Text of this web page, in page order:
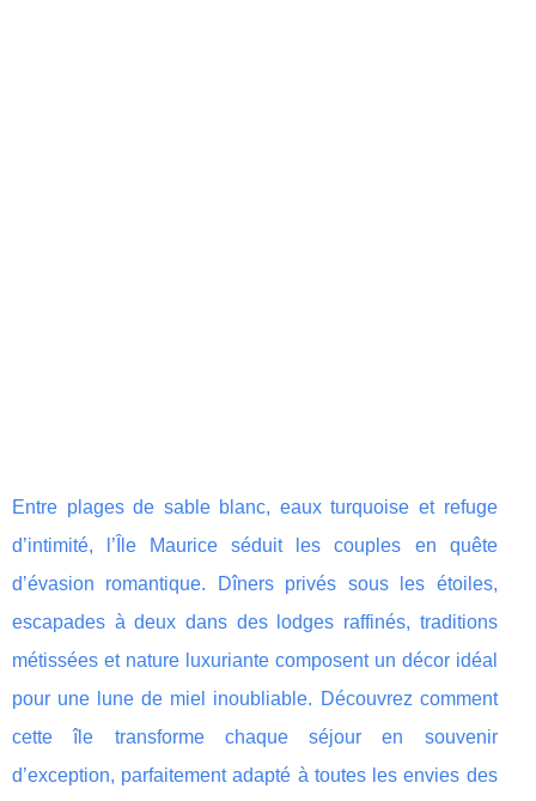
Entre plages de sable blanc, eaux turquoise et refuge
d’intimité, l’Île Maurice séduit les couples en quête
d’évasion romantique. Dîners privés sous les étoiles,
escapades à deux dans des lodges raffinés, traditions
métissées et nature luxuriante composent un décor idéal
pour une lune de miel inoubliable. Découvrez comment
cette île transforme chaque séjour en souvenir
d’exception, parfaitement adapté à toutes les envies des